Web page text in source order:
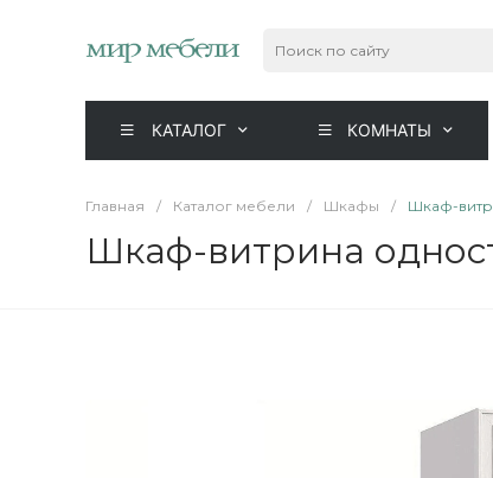
КАТАЛОГ КОМНАТЫ
Главная / Каталог мебели / Шкафы / Шкаф-
Шкаф-витрина